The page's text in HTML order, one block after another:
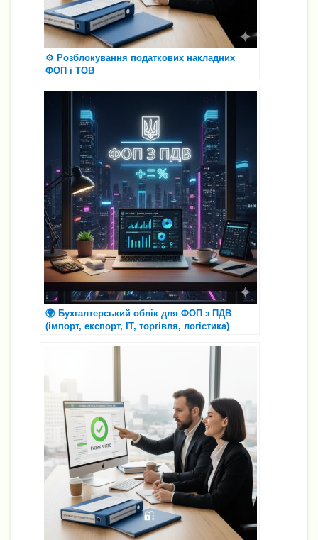
⚙️ Розблокування податкових накладних
ФОП і ТОВ
🌍 Бухгалтерський облік для ФОП з ПДВ
(імпорт, експорт, ІТ, торгівля, логістика)